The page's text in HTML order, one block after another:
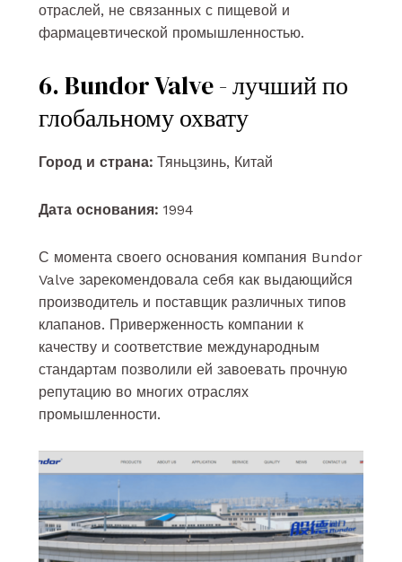
отраслей, не связанных с пищевой и
фармацевтической промышленностью.
6. Bundor Valve - лучший по
глобальному охвату
Город и страна:Тяньцзинь, Китай
Дата основания:1994
С момента своего основания компания Bundor
Valve зарекомендовала себя как выдающийся
производитель и поставщик различных типов
клапанов. Приверженность компании к
качеству и соответствие международным
стандартам позволили ей завоевать прочную
репутацию во многих отраслях
промышленности.